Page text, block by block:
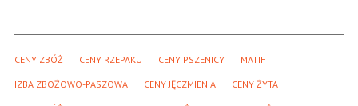
CENY ZBÓŻ CENY RZEPAKU CENY PSZENICY MATIF
IZBA ZBOŻOWO-PASZOWA CENY JĘCZMIENIA CENY ŻYTA